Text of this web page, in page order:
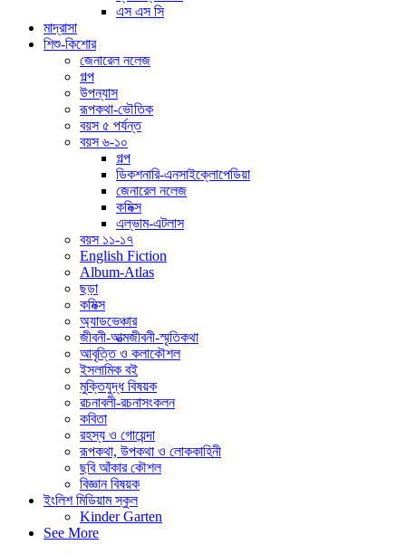
এস এস সি
মাদ্রাসা
শিশু-কিশোর
জেনারেল নলেজ
গল্প
উপন্যাস
রূপকথা-ভৌতিক
বয়স ৫ পর্যন্ত
বয়স ৬-১০
গল্প
ডিকশনারি-এনসাইক্লোপেডিয়া
জেনারেল নলেজ
কমিক্স
এল্ভাম-এটলাস
বয়স ১১-১৭
English Fiction
Album-Atlas
ছড়া
কমিক্স
অ্যাডভেঞ্চার
জীবনী-আত্মজীবনী-স্মৃতিকথা
আবৃত্তি ও কলাকৌশল
ইসলামিক বই
মুক্তিযুদ্ধ বিষয়ক
রচনাবলী-রচনাসংকলন
কবিতা
রহস্য ও গোয়েন্দা
রূপকথা, উপকথা ও লোককাহিনী
ছবি আঁকার কৌশল
বিজ্ঞান বিষয়ক
ইংলিশ মিডিয়াম স্কুল
Kinder Garten
See More